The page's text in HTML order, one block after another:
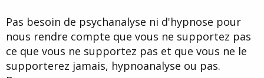
Pas besoin de psychanalyse ni d'hypnose pour
nous rendre compte que vous ne supportez pas
ce que vous ne supportez pas et que vous ne le
supporterez jamais, hypnoanalyse ou pas.